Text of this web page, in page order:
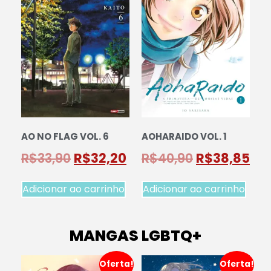
AO NO FLAG VOL. 6
R$33,90 R$32,20
Adicionar ao carrinho
AOHARAIDO VOL. 1
R$40,90 R$38,85
Adicionar ao carrinho
MANGAS LGBTQ+
Oferta! Oferta!